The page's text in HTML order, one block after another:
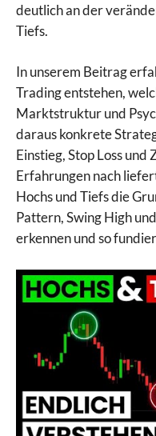
deutlich an der
Tiefs.
In unserem Beitrag
Trading entstehen,
Marktstruktur und
daraus konkrete
Einstieg, Stop Loss
Erfahrungen nach
Hochs und Tiefs die
Pattern, Swing High
erkennen und so